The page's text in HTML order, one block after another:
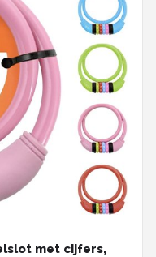
met cijfers,